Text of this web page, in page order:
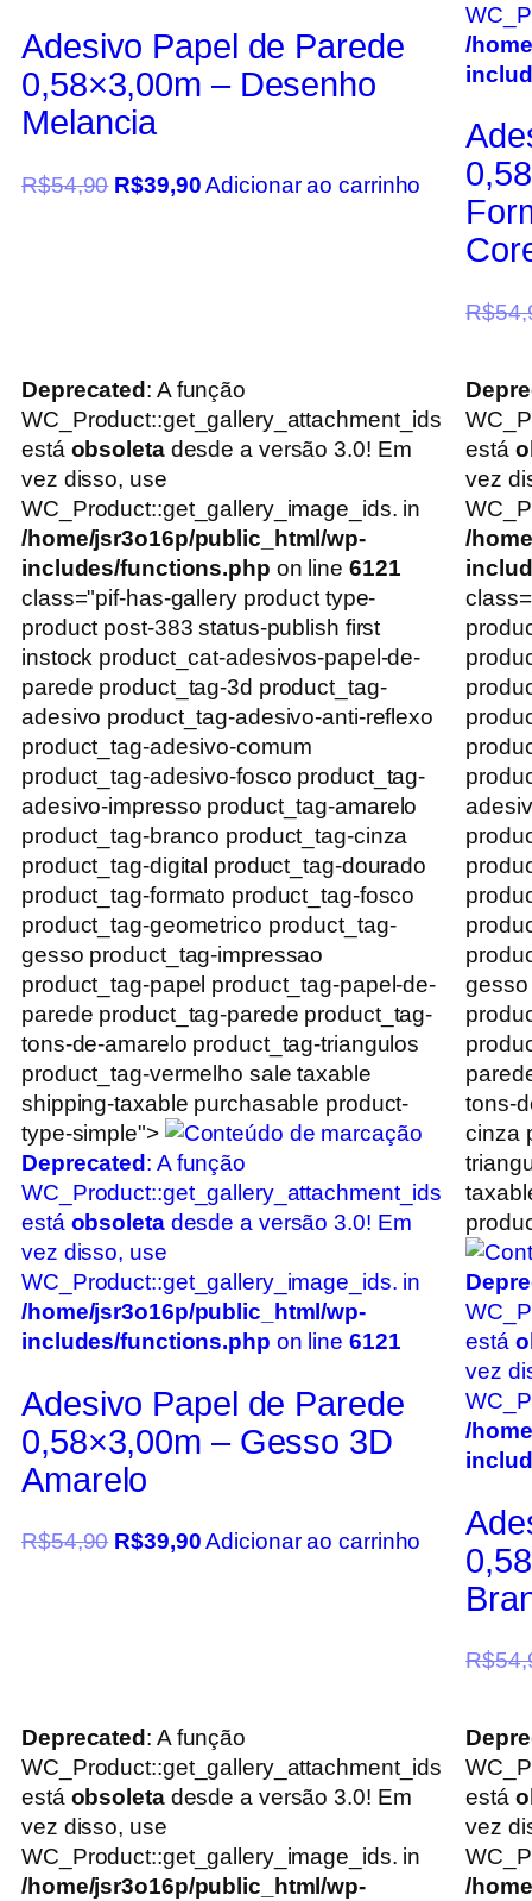
Adesivo Papel de Parede
0,58×3,00m – Desenho
Melancia
R$54,90 R$39,90 Adicionar ao carrinho
/
R$
Deprecated : A função
WC_Product::get_gallery_attachment_ids
está obsoletadesde a versão 3.0! Em
vez disso, use
WC_Product::get_gallery_image_ids. in
/home/jsr3o16p/public_html/wp-
includes/functions.php on line 6121
class="pif-has-gallery product type-
product post-383 status-publish first
instock product_cat-adesivos-papel-de-
parede product_tag-3d product_tag-
adesivo product_tag-adesivo-anti-reflexo
product_tag-adesivo-comum
product_tag-adesivo-fosco product_tag-
adesivo-impresso product_tag-amarelo
product_tag-branco product_tag-cinza
product_tag-digital product_tag-dourado
product_tag-formato product_tag-fosco
product_tag-geometrico product_tag-
gesso product_tag-impressao
product_tag-papel product_tag-papel-de-
parede product_tag-parede product_tag-
tons-de-amarelo product_tag-triangulos
product_tag-vermelho sale taxable
shipping-taxable purchasable product-
type-simple">
Deprecated : A função
WC_Product::get_gallery_attachment_ids
está obsoletadesde a versão 3.0! Em
vez disso, use
WC_Product::get_gallery_image_ids. in
/home/jsr3o16p/public_html/wp-
includes/functions.php on line 6121
Adesivo Papel de Parede
0,58×3,00m – Gesso 3D
Amarelo
R$54,90 R$39,90 Adicionar ao carrinho
está
vez
/
tons-
cinza
está
vez
/
R$
Deprecated : A função
WC_Product::get_gallery_attachment_ids
está obsoletadesde a versão 3.0! Em
vez disso, use
WC_Product::get_gallery_image_ids. in
/home/jsr3o16p/public_html/wp-
está
vez
/